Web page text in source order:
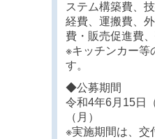
ステム構築費、
経費、運搬費、
費・販売促進費
※キッチンカー等
す。
◆公募期間
令和4年6月15日
（月）
※実施期間は、交